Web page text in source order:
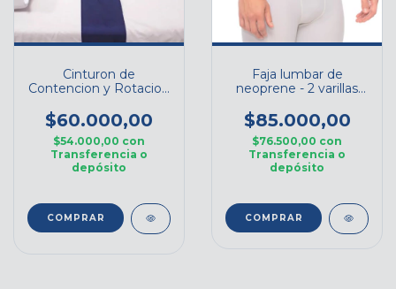
Cinturon de
Contencion y Rotacion
$60.000,00
$54.000,00 con
Transferencia o
depósito
Faja lumbar de
neoprene - 2 varillas
DEMA - Cod. F043-24
$85.000,00
$76.500,00 con
Transferencia o
depósito
COMPRAR